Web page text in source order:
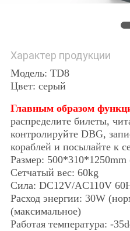
Характер продукции
Модель: TD8
Цвет: серый
Главным образом
распределите билеты,
контролируйте DBG,
кораблей и посылайте к
Размер:
Сетчатый вес: 60kg
Сила: DC12V/AC110V
Расход энергии: 30W
(максимальное)
Работая температура: -